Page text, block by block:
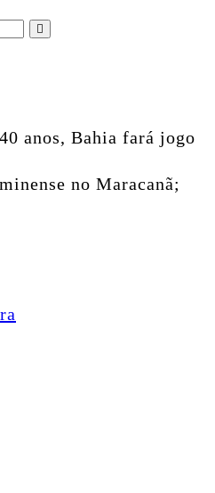
anos, Bahia fará jogo
no Maracanã;